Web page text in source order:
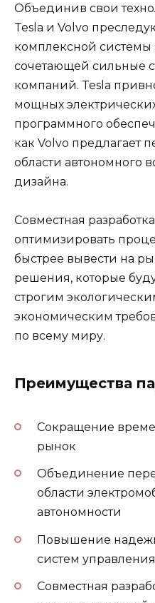
Объединив свои
Tesla и Volvo
комплексной системы
сочетающей сильные
компаний. Tesla
мощных
программного
как Volvo предлагает
области автономного
дизайна.
Совместная
оптимизировать
быстрее вывести на
решения, которые
строгим
экономическим
по всему миру.
Преимущества
Сокращение
рынок
Объединение
области
автономности
Повышение
систем управления
Совместная